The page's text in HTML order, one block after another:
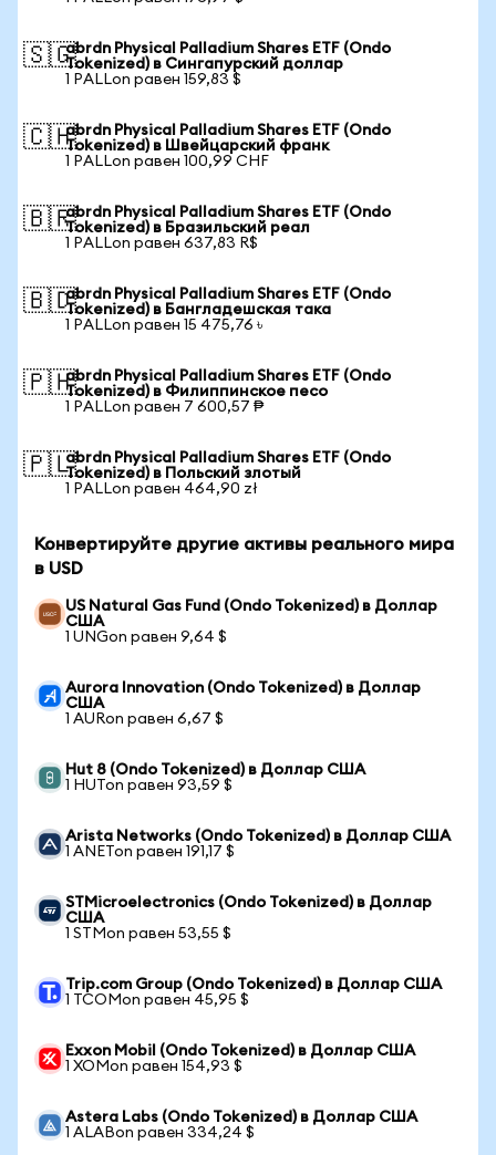
🇸🇬abrdn Physical Palladium Shares ETF (Ondo
Tokenized) в Сингапурский доллар
1 PALLon равен 159,83 $
🇨🇭abrdn Physical Palladium Shares ETF (Ondo
Tokenized) в Швейцарский франк
1 PALLon равен 100,99 CHF
🇧🇷abrdn Physical Palladium Shares ETF (Ondo
Tokenized) в Бразильский реал
1 PALLon равен 637,83 R$
🇧🇩abrdn Physical Palladium Shares ETF (Ondo
Tokenized) в Бангладешская така
1 PALLon равен 15 475,76 ৳
🇵🇭abrdn Physical Palladium Shares ETF (Ondo
Tokenized) в Филиппинское песо
1 PALLon равен 7 600,57 ₱
🇵🇱abrdn Physical Palladium Shares ETF (Ondo
Tokenized) в Польский злотый
1 PALLon равен 464,90 zł
Конвертируйте другие активы реального мира
в USD
US Natural Gas Fund (Ondo Tokenized) в Доллар
США
1 UNGon равен 9,64 $
Aurora Innovation (Ondo Tokenized) в Доллар
США
1 AURon равен 6,67 $
Hut 8 (Ondo Tokenized) в Доллар США
1 HUTon равен 93,59 $
Arista Networks (Ondo Tokenized) в Доллар США
1 ANETon равен 191,17 $
STMicroelectronics (Ondo Tokenized) в Доллар
США
1 STMon равен 53,55 $
Trip.com Group (Ondo Tokenized) в Доллар США
1 TCOMon равен 45,95 $
Exxon Mobil (Ondo Tokenized) в Доллар США
1 XOMon равен 154,93 $
Astera Labs (Ondo Tokenized) в Доллар США
1 ALABon равен 334,24 $